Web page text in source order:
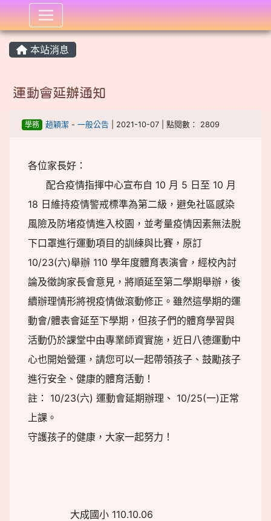
:::
本站消息
運動會延辦通知
學務 趙穎潔 - 一般公告 | 2021-10-07 | 點閱數： 2809
各位家長好：
配合疫情指揮中心宣布自 10 月 5 日至 10 月
18 日維持疫情警戒標準為第二級，避免社區感染
風險及防堵疫情進入校園，並考量疫情因素無法脫
下口罩進行運動項目的訓練與比賽，原訂
10/23(六)舉辦 110 學年度體育表演會，經校內討
論及徵詢家長會意見，將順延至第二學期舉辦，後
續辦理情形將視疫情做滾動修正。雖然這學期的運
動會/體表會延至下學期，但孩子們的體育學習與
活動仍於課堂中由專業師資實施，近日八德運動中
心也開始營運，請您可以一起帶領孩子、鼓勵孩子
進行安全、健康的體育活動！
註： 10/23(六) 運動會延期辦理、 10/25(一)正常
上課。
守護孩子的健康，大家一起努力！
大成國小 110.10.06